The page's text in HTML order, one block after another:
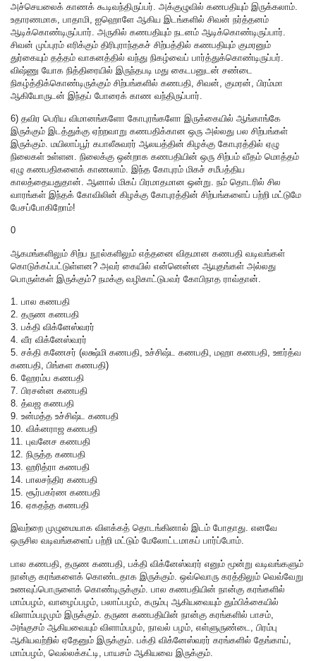
அச்செயலைக் காணக் கூடிவந்திருப்பர். அக்குழுவில் கணபதியும் இருக்கலாம்.
உதாரணமாக, பாதாமி, ஐஹொளே ஆகிய இடங்களில் சிவன் நர்த்தனம்
ஆடிக்கொண்டிருப்பார். அருகில் கணபதியும் நடனம் ஆடிக்கொண்டிருப்பார்.
சிவன் முப்புரம் எரிக்கும் திரிபுராந்தகச் சிற்பத்தில் கணபதியும் குமரனும்
துர்கையும் தத்தம் வாகனத்தில் வந்து நிகழ்வைப் பார்த்துக்கொண்டிருப்பர்.
விஷ்ணு யோக நித்திரையில் இருந்தபடி மது கைடபனுடன் சண்டை
நிகழ்த்திக்கொண்டிருக்கும் சிற்பங்களில் கணபதி, சிவன், குமரன், பிரம்மா
ஆகியோருடன் இந்தப் போரைக் காண வந்திருப்பார்.
6) தவிர பெரிய விமானங்களோ கோபுரங்களோ இருக்கையில் ஆங்காங்கே
இருக்கும் இடத்துக்கு ஏற்றவாறு கணபதிக்கான ஒரு அல்லது பல சிற்பங்கள்
இருக்கும். மயிலாப்பூர் கபாலீசுவரர் ஆலயத்தின் கிழக்கு கோபுரத்தில் ஏழு
நிலைகள் உள்ளன. நிலைக்கு ஒன்றாக கணபதியின் ஒரு சிற்பம் வீதம் மொத்தம்
ஏழு கணபதிகளைக் காணலாம். இந்த கோபுரம் மிகச் சமீபத்திய
காலத்தையதுதான். ஆனால் மிகப் பிரமாதமான ஒன்று. நம் தொடரில் சில
வாரங்கள் இந்தக் கோவிலின் கிழக்கு கோபுரத்தின் சிற்பங்களைப் பற்றி மட்டுமே
பேசப்போகிறோம்!
0
ஆகமங்களிலும் சிற்ப நூல்களிலும் எத்தனை விதமான கணபதி வடிவங்கள்
கொடுக்கப்பட்டுள்ளன? அவர் கையில் என்னென்ன ஆயுதங்கள் அல்லது
பொருள்கள் இருக்கும்? நமக்கு வழிகாட்டுபவர் கோபிநாத ராவ்தான்.
1. பால கணபதி
2. தருண கணபதி
3. பக்தி விக்னேஸ்வரர்
4. வீர விக்னேஸ்வரர்
5. சக்தி கணேசர் (லக்ஷ்மி கணபதி, உச்சிஷ்ட கணபதி, மஹா கணபதி, ஊர்த்வ
கணபதி, பிங்கள கணபதி)
6. ஹேரம்ப கணபதி
7. பிரசன்ன கணபதி
8. த்வஜ கணபதி
9. உன்மத்த உச்சிஷ்ட கணபதி
10. விக்னராஜ கணபதி
11. புவனேச கணபதி
12. நிருத்த கணபதி
13. ஹரித்ரா கணபதி
14. பாலசந்திர கணபதி
15. சூர்பகர்ண கணபதி
16. ஏகதந்த கணபதி
இவற்றை முழுமையாக விளக்கத் தொடங்கினால் இடம் போதாது. எனவே
ஒருசில வடிவங்களைப் பற்றி மட்டும் மேலோட்டமாகப் பார்ப்போம்.
பால கணபதி, தருண கணபதி, பக்தி விக்னேஸ்வரர் எனும் மூன்று வடிவங்களும்
நான்கு கரங்களைக் கொண்டதாக இருக்கும். ஒவ்வொரு கரத்திலும் வெவ்வேறு
உணவுப்பொருளைக் கொண்டிருக்கும். பால கணபதியின் நான்கு கரங்களில்
மாம்பழம், வாழைப்பழம், பலாப்பழம், கரும்பு ஆகியவையும் தும்பிக்கையில்
விளாம்பழமும் இருக்கும். தருண கணபதியின் நான்கு கரங்களில் பாசம்,
அங்குசம் ஆகியவையும் விளாம்பழம், நாவல் பழம், எள்ளுருண்டை, பிரம்பு
ஆகியவற்றில் ஏதேனும் இருக்கும். பக்தி விக்னேஸ்வரர் கரங்களில் தேங்காய்,
மாம்பழம், வெல்லக்கட்டி, பாயசம் ஆகியவை இருக்கும்.